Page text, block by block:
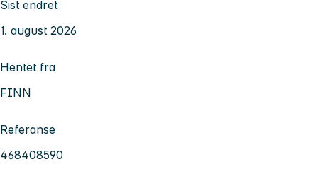
Sist endret
1. august 2026
Hentet fra
FINN
Referanse
468408590